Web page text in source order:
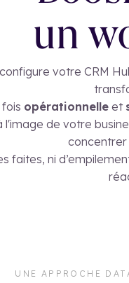
un
votre CRM
opérationnelle et
de votre
concentrer
faites, ni
UNE APPROCHE